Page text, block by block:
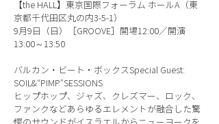
【the HALL】東京国際フォーラム ホールA（東
京都千代田区丸の内3-5-1）
9月9日（日）［GROOVE］開場12:00／開演
13:00～13:50
バルカン・ビート・ボックスSpecial Guest:
SOIL&“PIMP”SESSIONS
ヒップホップ、ジャズ、クレズマー、ロック、
ファンクなどあらゆるエレメントが融合した驚